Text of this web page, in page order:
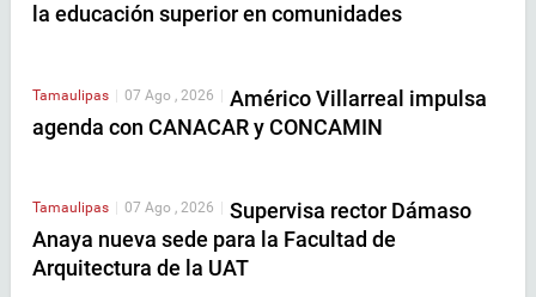
la educación superior en comunidades
Tamaulipas 07 Ago , 2026
Américo Villarreal impulsa
agenda con CANACAR y CONCAMIN
Tamaulipas 07 Ago , 2026
Supervisa rector Dámaso
Anaya nueva sede para la Facultad de
Arquitectura de la UAT